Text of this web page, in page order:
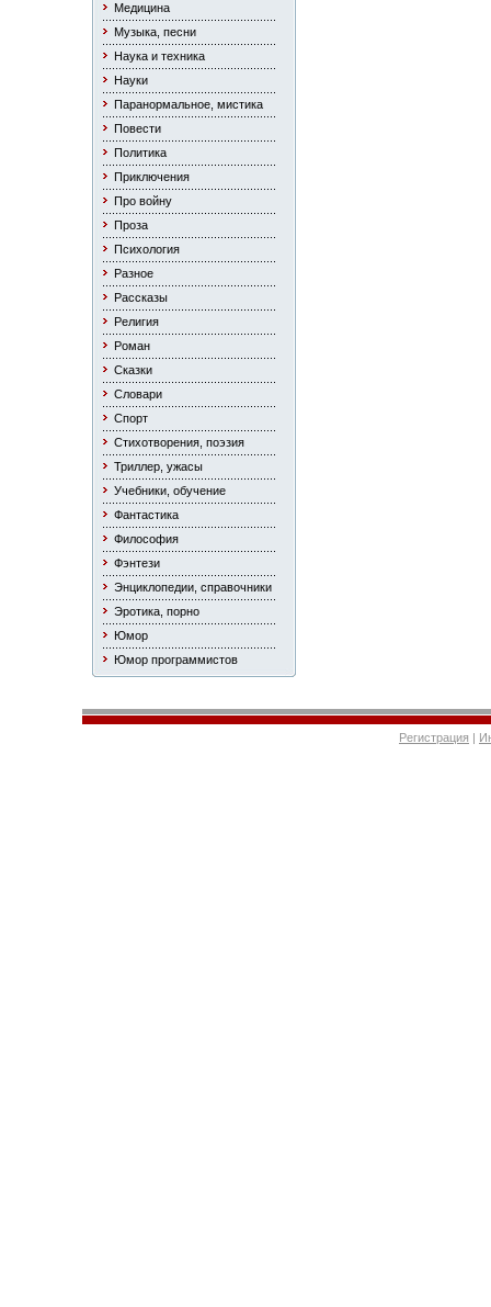
Медицина
Музыка, песни
Наука и техника
Науки
Паранормальное, мистика
Повести
Политика
Приключения
Про войну
Проза
Психология
Разное
Рассказы
Религия
Роман
Сказки
Словари
Спорт
Стихотворения, поэзия
Триллер, ужасы
Учебники, обучение
Фантастика
Философия
Фэнтези
Энциклопедии, справочники
Эротика, порно
Юмор
Юмор программистов
Регистрация |